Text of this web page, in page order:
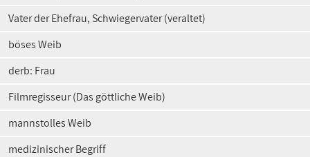
Vater der Ehefrau, Schwiegervater (veraltet)
böses Weib
derb: Frau
Filmregisseur (Das göttliche Weib)
mannstolles Weib
medizinischer Begriff